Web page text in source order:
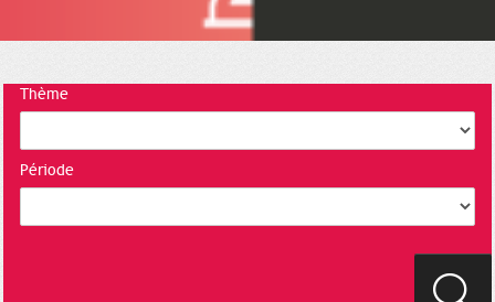
Thème
Période